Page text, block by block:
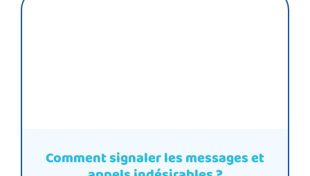
Comment signaler les messages et